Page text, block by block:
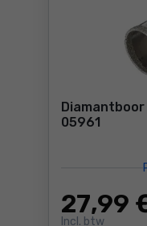
Diamantboor
05961
27,99
Incl. btw